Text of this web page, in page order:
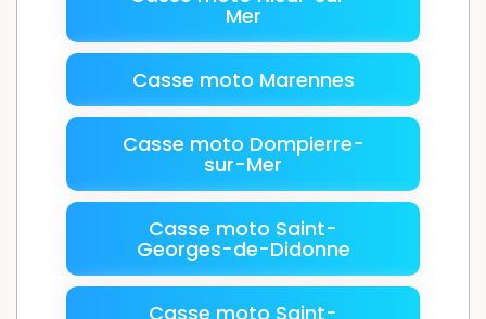
Mer
Casse moto Marennes
Casse moto Dompierre-
sur-Mer
Casse moto Saint-
Georges-de-Didonne
Casse moto Saint-